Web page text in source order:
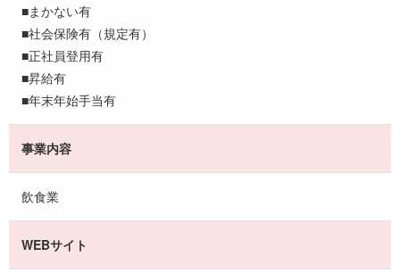
■まかない有
■社会保険有（規定有）
■正社員登用有
■昇給有
■年末年始手当有
事業内容
飲食業
WEBサイト